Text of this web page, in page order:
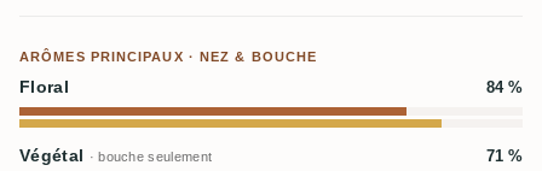
ARÔMES PRINCIPAUX · NEZ & BOUCHE
Floral 84 %
Végétal · bouche seulement 71 %